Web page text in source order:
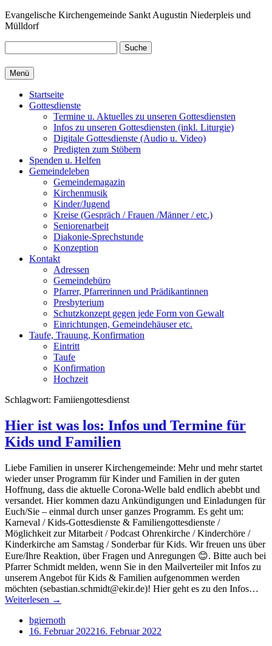
Zum
Inhalt
Evangelische Kirchengemeinde Sankt Augustin Niederpleis und
Mülldorf
Suche
Menü
Startseite
Gottesdienste
Termine u. Aktuelles zu unseren Gottesdiensten
Infos zu unseren Gottesdiensten (inkl. Liturgie)
Digitale Gottesdienste (Audio u. Video)
Predigten zum Stöbern
Spenden u. Helfen
Gemeindeleben
Gemeindemagazin
Kirchenmusik
Kinder/Jugend
Kreise (Gespräch / Frauen /Männer / etc.)
Seniorenarbeit
Diakonie-Sprechstunde
Konzeption
Kontakt
Adressen
Gemeindebüro
Pfarrer, Pfarrerinnen und Prädikantinnen
Presbyterium
Schutzkonzept gegen jede Form von Gewalt
Einrichtungen, Gemeindehäuser etc.
Taufe, Trauung, Konfirmation
Eintritt
Taufe
Konfirmation
Hochzeit
Schlagwort: Famiiengottesdienst
Hier ist was los: Infos und Termine für
Kids und Familien
Liebe Familien in unserer Kirchengemeinde: Mehr und mehr startet
wieder unser Programm für Kinder und Familien in der guten
Hoffnung, dass die aktuelle Corona-Welle bald endlich abebbt und
versandet. Hier kommen dazu Ankündigungen und Einladungen für
Euch/Sie – einmal durch unser ganzes Programm. Es geht um:
Karneval / Kids-Gottesdienste & Familiengottesdienste /
Möglichkeit zur Mitarbeit / Podcast Ohrenkirche / Kinderchöre /
Kinderkirche am Samstag / Sonderbar für Kids. Wir freuen uns über
Eure/Ihre Reaktion, über Fragen und Anregungen 😊. Bitte auch bei
Pfarrer Schmidt melden, wenn Sie in den Mailverteiler mit Infos zu
unserem Angebot für Kids & Familien aufgenommen werden
möchten (sebastian.schmidt@ekir.de)! Hier geht es zu den Infos…
Weiterlesen „Hier
was
los:
→
bgiernoth
16. Februar 202216. Februar 2022